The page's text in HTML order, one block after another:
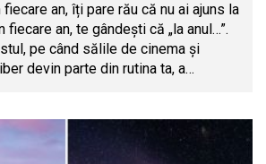
an, îți pare rău că nu ai ajuns la
fiecare an, te gândești că „la anul…”.
pe când sălile de cinema și
devin parte din rutina ta, a…